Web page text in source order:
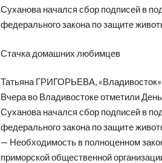
Суханова начался сбор подписей в
федерального закона по защите
Стачка домашних любимцев
Татьяна ГРИГОРЬЕВА, «Владивосток»
Вчера во Владивостоке отметили
Суханова начался сбор подписей в
федерального закона по защите
— Необходимость в полноценном
приморской общественной